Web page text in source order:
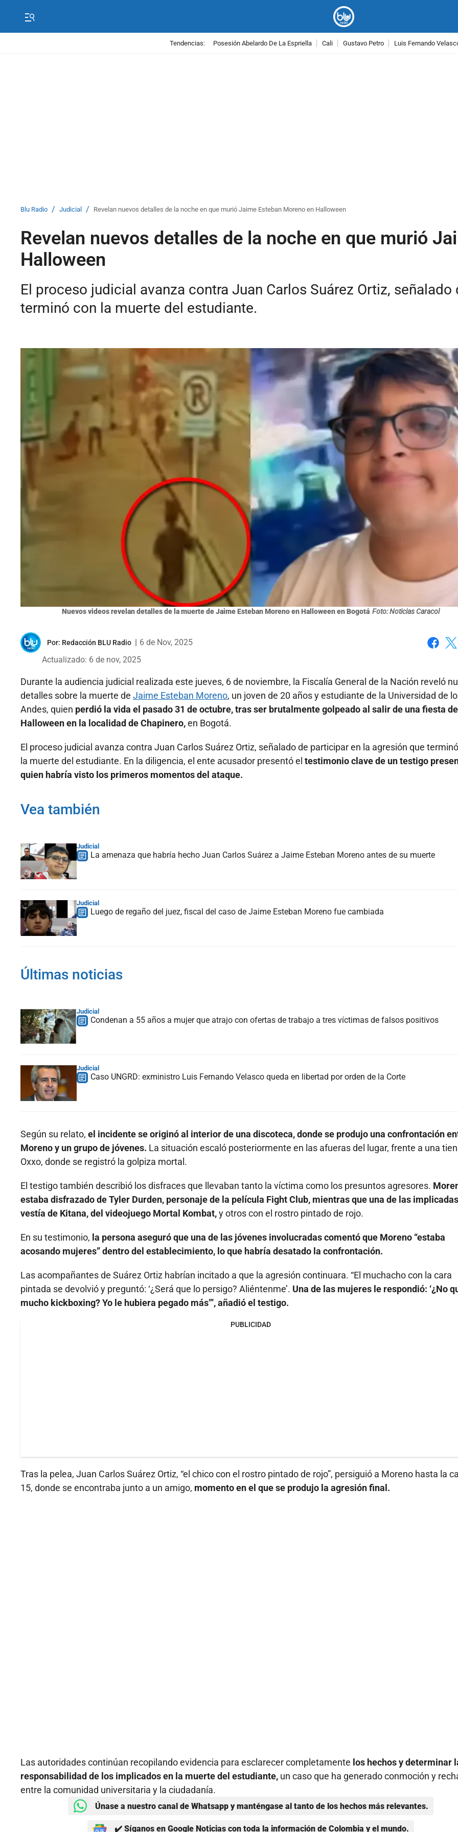
Tendencias: Posesión Abelardo De La Espriella Cali Gustavo Petro Luis Fernando
Blu Radio / Judicial / Revelan nuevos detalles de la noche en que murió Jaime Esteban Moreno en Halloween
Revelan nuevos detalles de la noche en que murió
Halloween
El proceso judicial avanza contra Juan Carlos Suárez Ortiz,
terminó con la muerte del estudiante.
Nuevos videos revelan detalles de la muerte de Jaime Esteban Moreno en Halloween en Bogotá Foto: Noticias Caracol
Por: Redacción BLU Radio
6 de Nov, 2025
Actualizado: 6 de nov, 2025
Durante la audiencia judicial realizada este jueves, 6 de noviembre, la Fiscalía General de la Nación reveló
detalles sobre la muerte de Jaime Esteban Moreno, un joven de 20 años y estudiante de la Universidad de
Andes, quien perdió la vida el pasado 31 de octubre, tras ser brutalmente golpeado al salir de una fiesta de
Halloween en la localidad de Chapinero,en Bogotá.
El proceso judicial avanza contra Juan Carlos Suárez Ortiz, señalado de participar en la agresión que
la muerte del estudiante. En la diligencia, el ente acusador presentó el testimonio clave de un testigo
quien habría visto los primeros momentos del ataque.
Vea también
Judicial
La amenaza que habría hecho Juan Carlos Suárez a Jaime Esteban Moreno antes de su muerte
Judicial
Luego de regaño del juez, fiscal del caso de Jaime Esteban Moreno fue cambiada
Últimas noticias
Judicial
Condenan a 55 años a mujer que atrajo con ofertas de trabajo a tres víctimas de falsos positivos
Judicial
Caso UNGRD: exministro Luis Fernando Velasco queda en libertad por orden de la Corte
Según su relato, el incidente se originó al interior de una discoteca, donde se produjo una confrontación
Moreno y un grupo de jóvenes. La situación escaló posteriormente en las afueras del lugar, frente a una
Oxxo, donde se registró la golpiza mortal.
El testigo también describió los disfraces que llevaban tanto la víctima como los presuntos agresores.
estaba disfrazado de Tyler Durden, personaje de la película Fight Club, mientras que una de las implicadas
vestía de Kitana, del videojuego Mortal Kombat,y otros con el rostro pintado de rojo.
En su testimonio, la persona aseguró que una de las jóvenes involucradas comentó que Moreno “estaba
acosando mujeres” dentro del establecimiento, lo que habría desatado la confrontación.
Las acompañantes de Suárez Ortiz habrían incitado a que la agresión continuara. “El muchacho con la cara
pintada se devolvió y preguntó: ‘¿Será que lo persigo? Aliéntenme’. Una de las mujeres le respondió: ‘¿No
mucho kickboxing? Yo le hubiera pegado más’”, añadió el testigo.
PUBLICIDAD
Tras la pelea, Juan Carlos Suárez Ortiz, “el chico con el rostro pintado de rojo”, persiguió a Moreno hasta la
15, donde se encontraba junto a un amigo, momento en el que se produjo la agresión final.
Las autoridades continúan recopilando evidencia para esclarecer completamente los hechos y determinar
responsabilidad de los implicados en la muerte del estudiante, un caso que ha generado conmoción y
entre la comunidad universitaria y la ciudadanía.
Únase a nuestro canal de Whatsapp y manténgase al tanto de los hechos más relevantes.
✔️ Síganos en Google Noticias con toda la información de Colombia y el mundo.